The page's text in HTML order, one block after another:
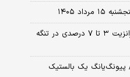
۱۴۰۵
رویترز: ایران و عمان برای تعیین تعرفه ترانزیت ۳ تا ۷ درصدی در تنگه
یک بالستیک